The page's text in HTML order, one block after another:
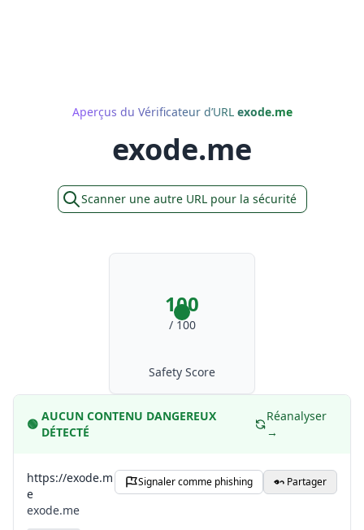
Aperçus du Vérificateur d’URL exode.me
exode.me
Scanner une autre URL pour la sécurité
100
/ 100
Safety Score
🟢
AUCUN CONTENU DANGEREUX
DÉTECTÉ
Réanalyser
→
https://exode.m
e
exode.me
Signaler comme phishing Partager